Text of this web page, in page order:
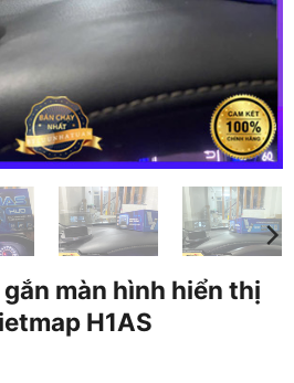
màn hình hiển thị
H1AS